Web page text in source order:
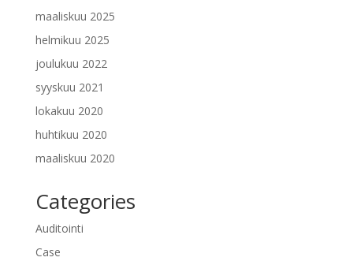
maaliskuu 2025
helmikuu 2025
joulukuu 2022
syyskuu 2021
lokakuu 2020
huhtikuu 2020
maaliskuu 2020
Categories
Auditointi
Case